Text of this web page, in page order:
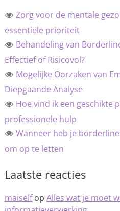
Zorg voor de mentale
essentiële prioriteit
Behandeling van
Effectief of Risicovol?
Mogelijke Oorzaken van
Diepgaande Analyse
Hoe vind ik een geschikte
professionele hulp
Wanneer heb je
om op te letten
Laatste reacties
maiselfop Alles wat je moet